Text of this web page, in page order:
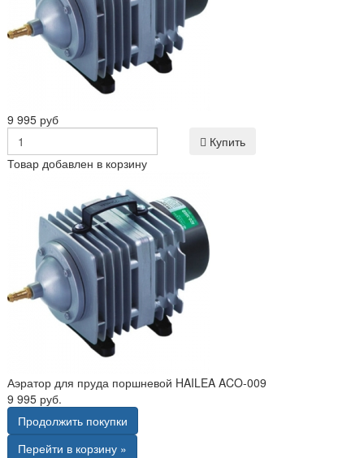
9 995 руб
Купить
Товар добавлен в корзину
Аэратор для пруда поршневой HAILEA ACO-009
9 995 руб.
Продолжить покупки
Перейти в корзину »